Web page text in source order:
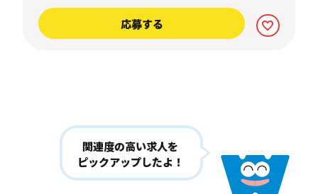
応募する
関連度の高い求人を
ピックアップしたよ！